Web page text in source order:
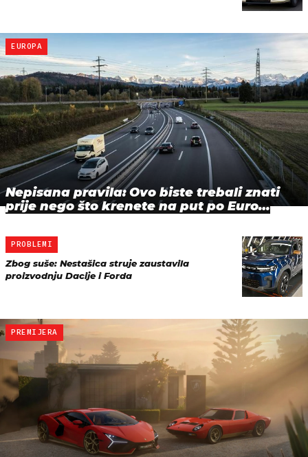
EUROPA
Nepisana pravila: Ovo biste trebali znati
prije nego što krenete na put po Euro…
PROBLEMI
Zbog suše: Nestašica struje zaustavila
proizvodnju Dacije i Forda
PREMIJERA